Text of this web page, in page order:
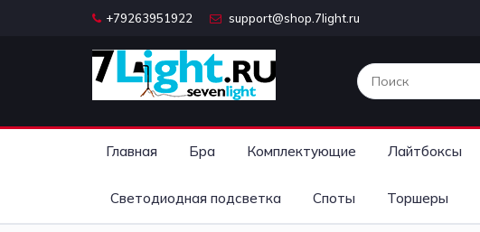
+79263951922 support@shop.7light.ru
Главная Бра Комплектующие Лайтбоксы
Светодиодная подсветка Споты Торшеры